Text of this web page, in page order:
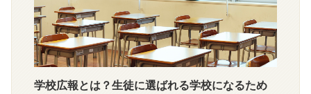
学校広報とは？生徒に選ばれる学校になるため